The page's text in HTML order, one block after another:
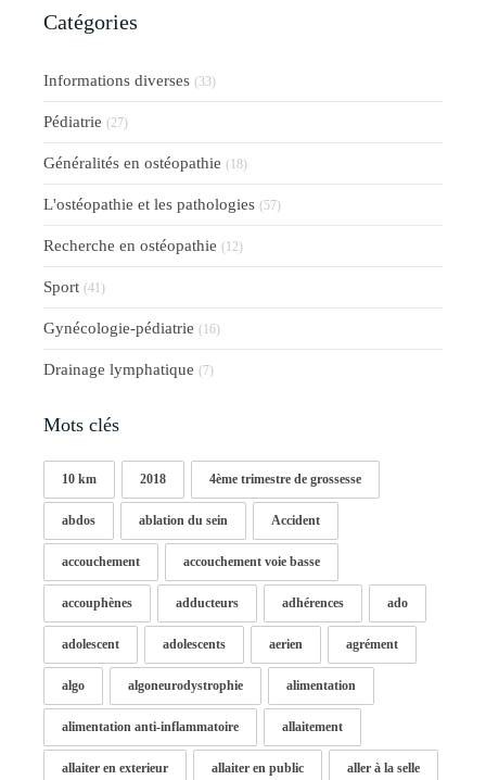
Catégories
Informations diverses (33)
Pédiatrie (27)
Généralités en ostéopathie (18)
L'ostéopathie et les pathologies (57)
Recherche en ostéopathie (12)
Sport (41)
Gynécologie-pédiatrie (16)
Drainage lymphatique (7)
Mots clés
10 km 2018 4ème trimestre de grossesse
abdos ablation du sein Accident
accouchement accouchement voie basse
accouphènes adducteurs adhérences ado
adolescent adolescents aerien agrément
algo algoneurodystrophie alimentation
alimentation anti-inflammatoire allaitement
allaiter en exterieur allaiter en public aller à la selle